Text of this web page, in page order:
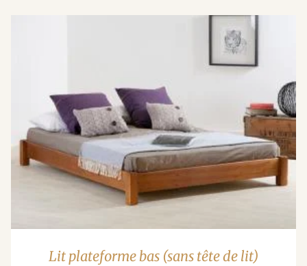
Lit plateforme bas (sans tête de lit)